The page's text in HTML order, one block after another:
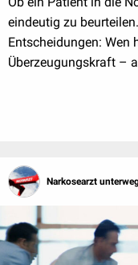
eindeutig zu
Entscheidungen:
Überzeugungskraft –
Narkosearzt